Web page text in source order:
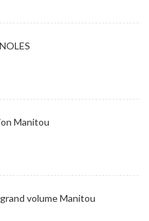
Manitou
volume Manitou